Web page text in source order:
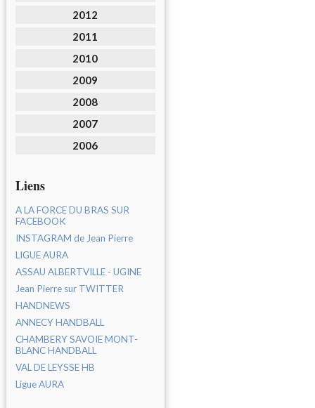
2012
2011
2010
2009
2008
2007
2006
Liens
A LA FORCE DU BRAS SUR
FACEBOOK
INSTAGRAM de Jean Pierre
LIGUE AURA
ASSAU ALBERTVILLE - UGINE
Jean Pierre sur TWITTER
HANDNEWS
ANNECY HANDBALL
CHAMBERY SAVOIE MONT-
BLANC HANDBALL
VAL DE LEYSSE HB
Ligue AURA